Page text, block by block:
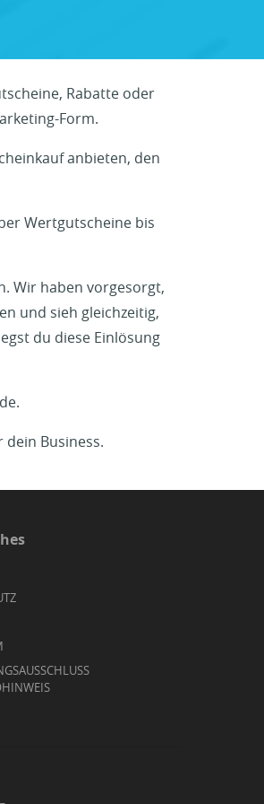
Rabatte oder
Form.
anbieten, den
Wertgutscheine bis
Wir haben vorgesorgt,
und sieh gleichzeitig,
du diese Einlösung
Business.